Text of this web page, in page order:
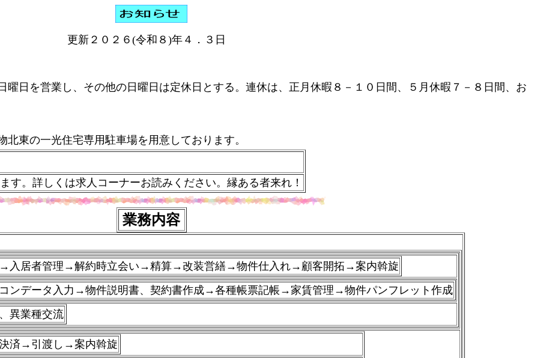
更新２０２６(令和８)年４．３日
日を営業し、その他の日曜日は定休日とする。連休は、正月休暇８－１０日間、５月休暇７－８日間、お
東の一光住宅専用駐車場を用意しております。
。詳しくは求人コーナーお読みください。縁ある者来れ！
業務内容
入居者管理→解約時立会い→精算→改装営繕→物件仕入れ→ 顧客開拓→案内斡旋
ンデータ入力→物件説明書、契約書作成→各種帳票記帳→ 家賃管理→物件パンフレット作成
異業種交流
済→引渡し→案内斡旋